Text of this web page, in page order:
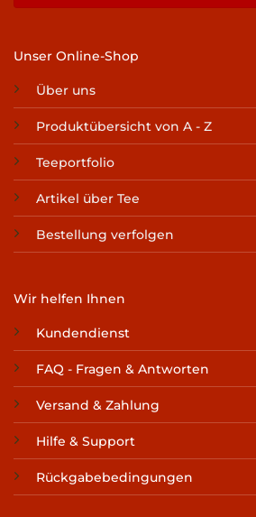
Unser Online-Shop
Über uns
Produktübersicht von A - Z
Teeportfolio
Artikel über Tee
Bestellung verfolgen
Wir helfen Ihnen
Kundendienst
FAQ - Fragen & Antworten
Versand & Zahlung
Hilfe & Support
Rückgabebedingungen